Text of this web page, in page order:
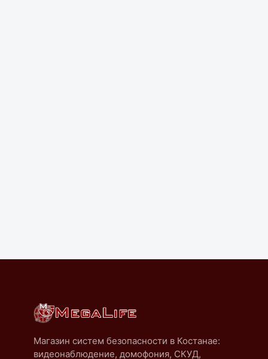
Магазин систем безопасности в Костанае:
видеонаблюдение, домофония, СКУД,